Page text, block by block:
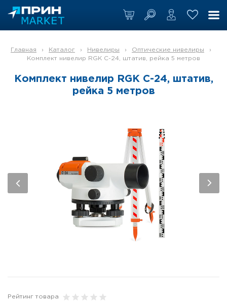
Главная › Каталог › Нивелиры › Оптические нивелиры
›
Комплект нивелир RGK C-24, штатив, рейка 5 метров
Комплект нивелир RGK C-24, штатив,
рейка 5 метров
Рейтинг товара